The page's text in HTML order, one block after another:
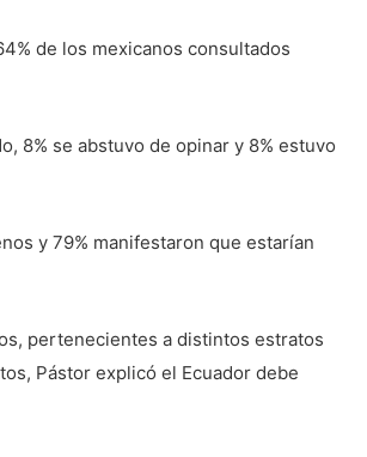
de los mexicanos consultados
8% se abstuvo de opinar y 8% estuvo
y 79% manifestaron que estarían
pertenecientes a distintos estratos
Pástor explicó el Ecuador debe